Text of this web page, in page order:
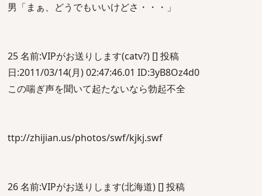
男「まぁ、どうでもいいけどさ・・・」
25 名前:VIPがお送りします(catv?) [] 投稿
日:2011/03/14(月) 02:47:46.01 ID:3yB8Oz4d0
この喘ぎ声を聞いて起たないなら勃起不全
ttp://zhijian.us/photos/swf/kjkj.swf
26 名前:VIPがお送りします(北海道) [] 投稿